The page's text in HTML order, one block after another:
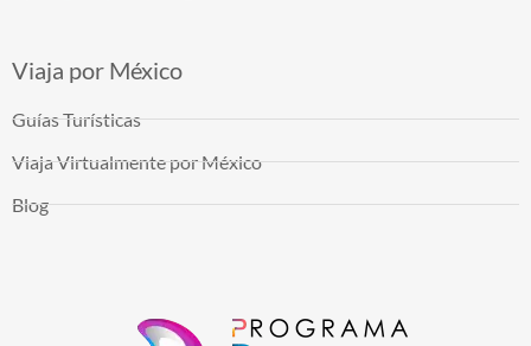
Viaja por México
Guías Turísticas
Viaja Virtualmente por México
Blog